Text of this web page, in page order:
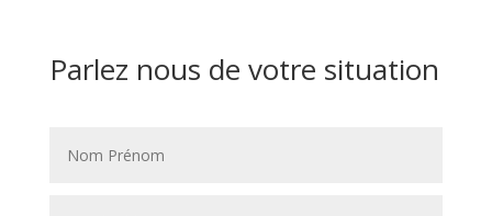
Parlez nous de votre situation